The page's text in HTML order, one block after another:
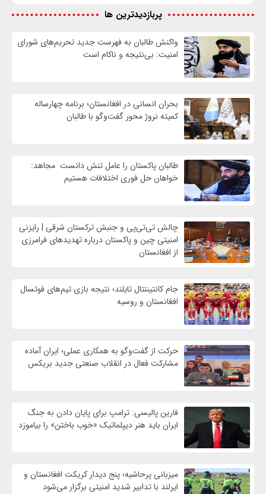
پربازدیدترین ها
واكنش طالبان به فهرست جدید تحریم‌های شورای
امنیت: بی‌نتیجه و ناکام است
بحران انسانی در افغانستان؛ برنامه چهار‌ساله
کمیته نروژ محور گفت‌وگو با طالبان
طالبان پاکستان را عامل تنش دانست مجاهد:
خواهان حل فوری اختلافات هستیم
چالش تی‌تی‌پی و جنبش ترکستان شرقی | رایزنی
امنیتی چین و پاکستان درباره تهدیدهای فرامرزی
از افغانستان
جام کانتیننتال تایلند؛ نتیجه بازی تیم‌های فوتسال
افغانستان و روسیه
حرکت از گفت‌وگو به همکاری عملی؛ ایران آماده
مشارکت فعال در انقلاب صنعتی جدید بریکس
فارین پالیسی: ترامپ برای پایان دادن به جنگ
ایران باید هنر دیپلماتیک «خوب باختن» را بیاموزد
میزبانی پرحاشیه؛ پنج دیدار کریکت افغانستان و
ایرلند با تدابیر شدید امنیتی برگزار می‌شود